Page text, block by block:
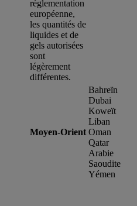
réglementation
européenne,
les quantités de
liquides et de
gels autorisées
sont
légèrement
différentes.
Moyen-Orient
Bahreïn
Dubai
Koweït
Liban
Oman
Qatar
Arabie
Saoudite
Yémen